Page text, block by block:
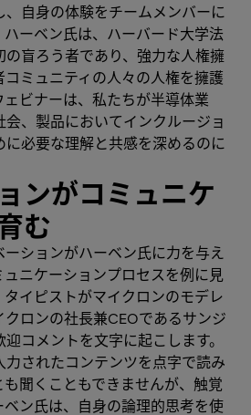
、自身の体験をチームメンバーに
ーベン氏は、ハーバード大学法
盲ろう者であり、強力な人権擁
ミュニティの人々の人権を擁護
ェビナーは、私たちが半導体業
、製品においてインクルージョ
に必要な理解と共感を深めるのに
ンがコミュニケ
む
ションがハーベン氏に力を与え
ニケーションプロセスを例に見
イピストがマイクロンのモデレ
ロンの社長兼CEOであるサンジ
コメントを文字に起こします。
力されたコンテンツを点字で読み
も聞くこともできませんが、触覚
ベン氏は、自身の論理的思考を使